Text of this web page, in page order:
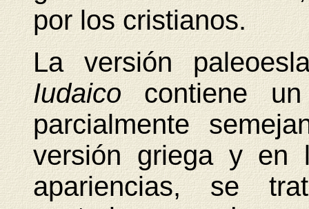
por los cristianos.
La versión
Iudaicocontiene
parcialmente
versión griega y en
apariencias, se